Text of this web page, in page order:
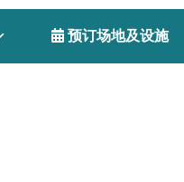
 预订场地及设施